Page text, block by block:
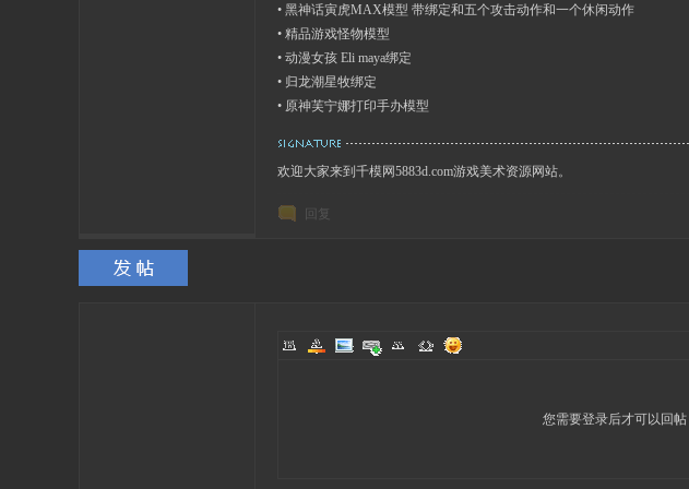
• 黑神话寅虎MAX模型 带绑定和五个攻击动作和一个休闲动作
• 精品游戏怪物模型
• 动漫女孩 Eli maya绑定
• 归龙潮星牧绑定
• 原神芙宁娜打印手办模型
欢迎大家来到千模网5883d.com游戏美术资源网站。
回复
您需要登录后才可以回帖